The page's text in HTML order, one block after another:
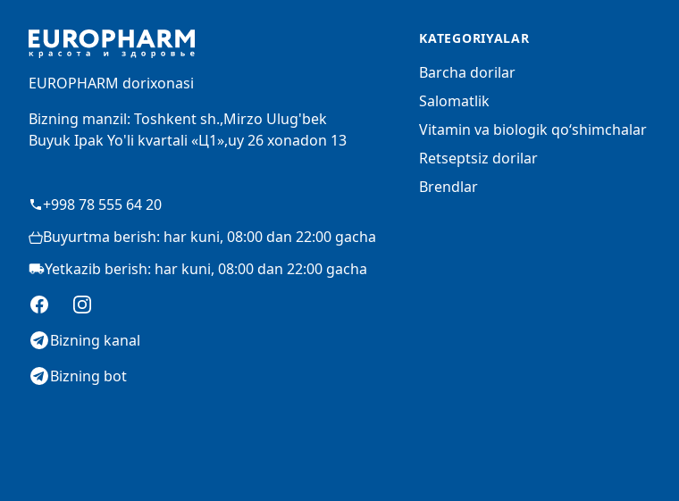
EUROPHARM dorixonasi
Bizning manzil: Toshkent sh.,Mirzo Ulug'bek
Buyuk Ipak Yo'li kvartali «Ц1»,uy 26 xonadon 13
+998 78 555 64 20
Buyurtma berish: har kuni, 08:00 dan 22:00 gacha
Yetkazib berish: har kuni, 08:00 dan 22:00 gacha
FacebookInstagram
Bizning kanal
Bizning bot
KATEGORIYALAR
Barcha dorilar
Salomatlik
Vitamin va biologik qo‘shimchalar
Retseptsiz dorilar
Brendlar